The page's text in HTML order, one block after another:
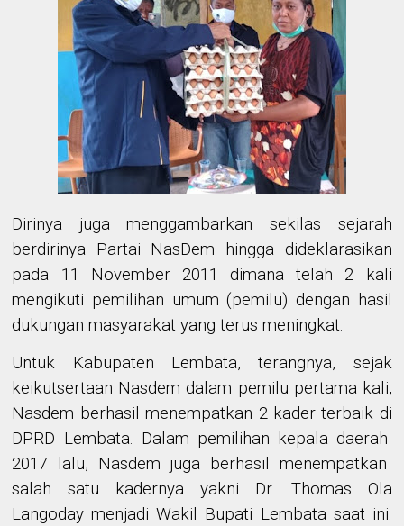
Dirinya juga menggambarkansekilas sejarah
berdirinya Partai NasDem hingga dideklarasikan
pada 11 November 2011dimana telah 2 kali
mengikuti pemilihan umum (pemilu) dengan hasil
dukungan masyarakatyang terus meningkat.
Untuk Kabupaten Lembata,terangnya, sejak
keikutsertaan Nasdem dalam pemilu pertama kali,
Nasdem berhasil menempatkan 2 kader terbaik di
DPRD Lembata. Dalam pemilihan kepala daerah
2017 lalu, Nasdem juga berhasil menempatkan
salah satu kadernya yakni Dr. Thomas Ola
Langoday menjadi Wakil Bupati Lembata saat ini.